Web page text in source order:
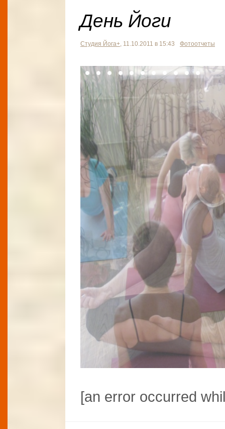
День Йоги
Студия Йога+, 11.10.2011 в 15:43 Фотоотчеты
[an error occurred